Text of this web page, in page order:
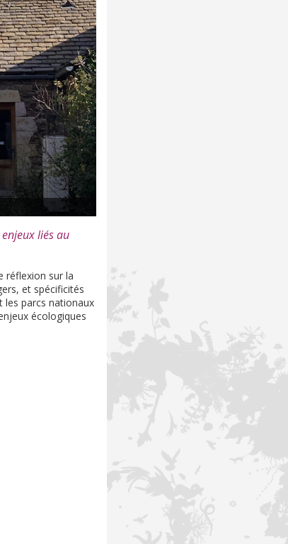
liés au
réflexion sur la
et spécificités
les parcs nationaux
écologiques